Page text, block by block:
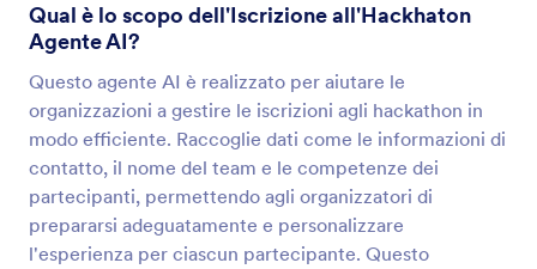
Qual è lo scopo dell'Iscrizione all'Hackhaton
Agente AI?
Questo agente AI è realizzato per aiutare le
organizzazioni a gestire le iscrizioni agli hackathon in
modo efficiente. Raccoglie dati come le informazioni di
contatto, il nome del team e le competenze dei
partecipanti, permettendo agli organizzatori di
prepararsi adeguatamente e personalizzare
l'esperienza per ciascun partecipante. Questo